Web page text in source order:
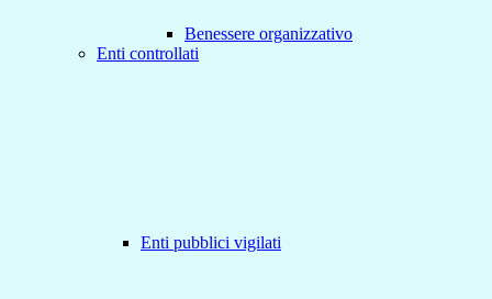
Benessere organizzativo
Enti controllati
Enti pubblici vigilati